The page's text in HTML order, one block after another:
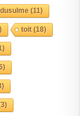
(11)
toit(18)